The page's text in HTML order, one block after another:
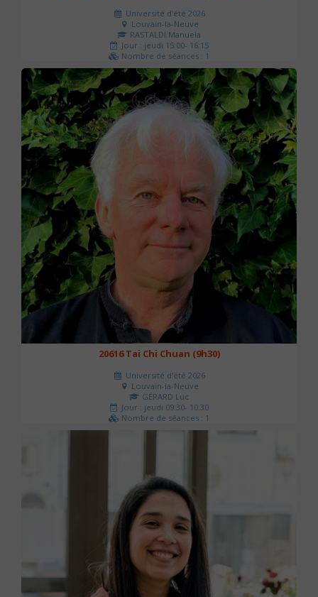
Université d'été 2026
Louvain-la-Neuve
RASTALDI Manuela
Jour : jeudi 15:00- 16:15
Nombre de séances : 1
0 €
20616 Tai Chi Chuan (9h30)
Université d'été 2026
Louvain-la-Neuve
GÉRARD Luc
Jour : jeudi 09:30- 10:30
Nombre de séances : 1